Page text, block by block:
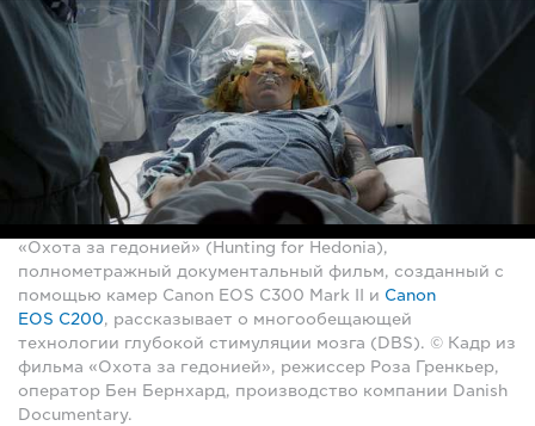
«Охота за гедонией» (Hunting for Hedonia),
полнометражный документальный фильм, созданный с
помощью камер Canon EOS C300 Mark II и Canon
EOS C200, рассказывает о многообещающей
технологии глубокой стимуляции мозга (DBS). © Кадр из
фильма «Охота за гедонией», режиссер Роза Гренкьер,
оператор Бен Бернхард, производство компании Danish
Documentary.